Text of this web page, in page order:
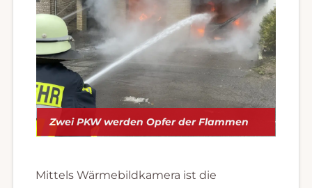
Zwei PKW werden Opfer der Flammen
Mittels Wärmebildkamera ist die